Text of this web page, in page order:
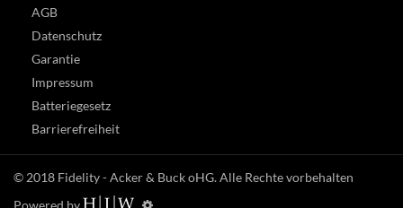
AGB
Datenschutz
Garantie
Impressum
Batteriegesetz
Barrierefreiheit
© 2018 Fidelity - Acker & Buck oHG. Alle Rechte vorbehalten